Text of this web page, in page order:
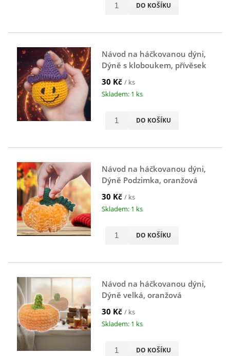
DO KOŠÍKU
Návod na háčkovanou dýni,
Dýně s kloboukem, přívěsek
30 Kč / ks
Skladem: 1 ks
DO KOŠÍKU
Návod na háčkovanou dýni,
Dýně Podzimka, oranžová
30 Kč / ks
Skladem: 1 ks
DO KOŠÍKU
Návod na háčkovanou dýni,
Dýně velká, oranžová
30 Kč / ks
Skladem: 1 ks
DO KOŠÍKU